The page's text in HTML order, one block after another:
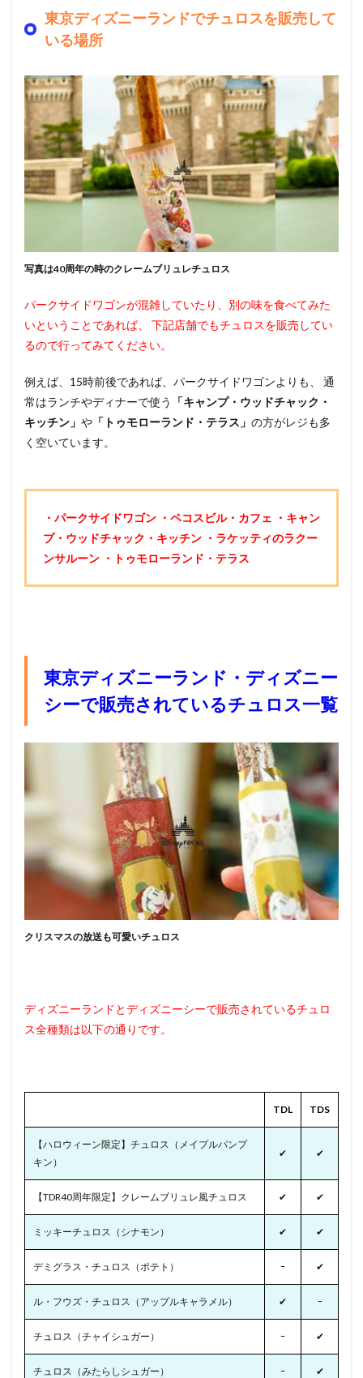
東京ディズニーランドでチュロスを販売して
いる場所
写真は40周年の時のクレームブリュレチュロス
パークサイドワゴンが混雑していたり、別の味を食べてみた
いということであれば、 下記店舗でもチュロスを販売してい
るので行ってみてください。
例えば、15時前後であれば、パークサイドワゴンよりも、 通
常はランチやディナーで使う
「キャンプ・ウッドチャック・
キッチン」 や 「トゥモローランド・テラス」 の方がレジも多
く空いています。
・パークサイドワゴン ・ペコスビル・カフェ ・キャン
プ・ウッドチャック・キッチン ・ラケッティのラクー
ンサルーン ・トゥモローランド・テラス
東京ディズニーランド・ディズニー
シーで販売されているチュロス一覧
クリスマスの放送も可愛いチュロス
ディズニーランドとディズニーシーで販売されているチュロ
ス全種類は以下の通りです。
TDL TDS
【ハロウィーン限定】チュロス（メイプルパンプ
キン）
✔ ✔
【TDR40周年限定】クレームブリュレ風チュロス ✔ ✔
ミッキーチュロス（シナモン） ✔ ✔
デミグラス・チュロス（ポテト） ｰ ✔
ル・フウズ・チュロス（アップルキャラメル） ✔ ｰ
チュロス（チャイシュガー） ｰ ✔
チュロス（みたらしシュガー） ｰ ✔